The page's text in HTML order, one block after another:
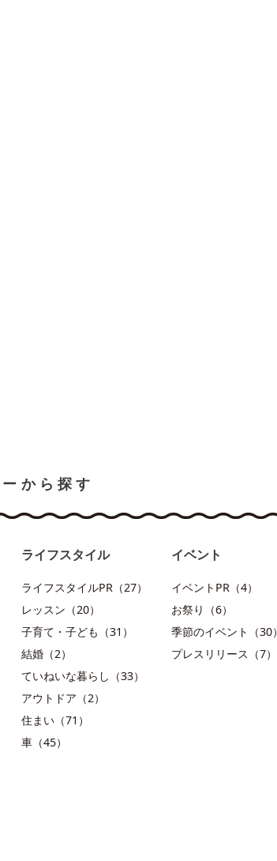
から探す
ライフスタイル
ライフスタイルPR（27）
レッスン（20）
子育て・子ども（31）
結婚（2）
ていねいな暮らし（33）
アウトドア（2）
住まい（71）
車（45）
イベント
イベントPR（4）
お祭り（6）
季節のイベント（30）
プレスリリース（7）